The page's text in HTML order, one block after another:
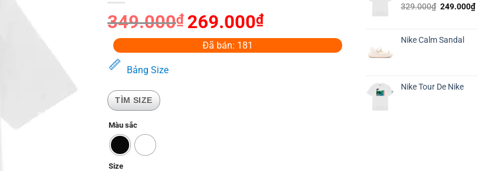
349.000₫ Giá
gốc
269.000₫Giá
Đã bán: 181
Bảng Size
TÌM SIZE
Màu sắc
Size
329.000₫ Giá
329.000₫.
249.000₫Giá
Nike Calm Sandal
Nike Tour De Nike